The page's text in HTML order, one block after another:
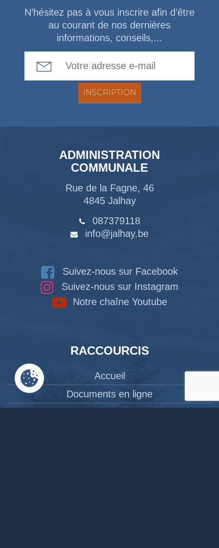
N’hésitez pas à vous inscrire afin d’être
au courant de nos dernières
informations, conseils,...
ADMINISTRATION
COMMUNALE
Rue de la Fagne, 46
4845 Jalhay
087379118
info@jalhay.be
Suivez-nous sur Facebook
Suivez-nous sur Instagram
Notre chaîne Youtube
RACCOURCIS
Accueil
Documents en ligne